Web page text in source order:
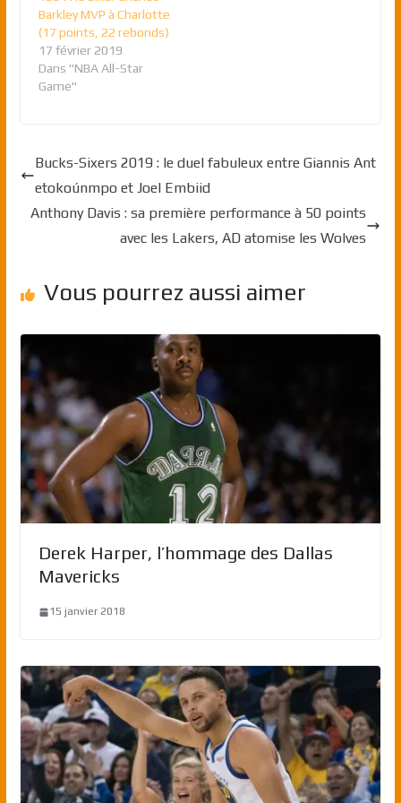
Barkley MVP à Charlotte
(17 points, 22 rebonds)
17 février 2019
Dans "NBA All-Star
Game"
Bucks-Sixers 2019 : le duel fabuleux entre Giannis Ant
etokoúnmpo et Joel Embiid
Anthony Davis : sa première performance à 50 points
avec les Lakers, AD atomise les Wolves
Vous pourrez aussi aimer
Derek Harper, l’hommage des Dallas
Mavericks
15 janvier 2018